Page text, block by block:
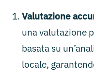
Valutazione
una valutazione
basata su
locale,